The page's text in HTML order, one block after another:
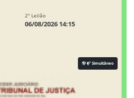
2° Leilão
06/08/2026 14:15
Simultâneo